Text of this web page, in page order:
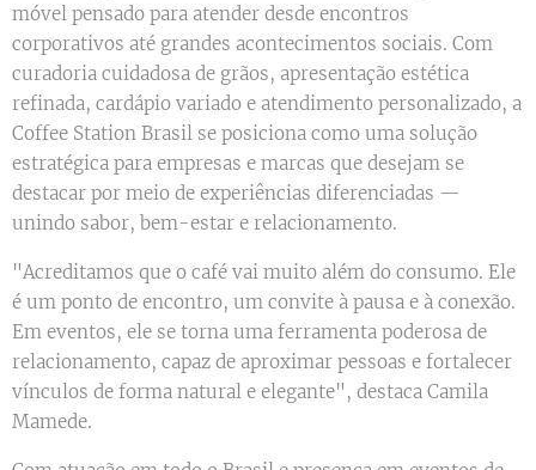
móvel pensado para atender desde encontros
corporativos até grandes acontecimentos sociais. Com
curadoria cuidadosa de grãos, apresentação estética
refinada, cardápio variado e atendimento personalizado, a
Coffee Station Brasil se posiciona como uma solução
estratégica para empresas e marcas que desejam se
destacar por meio de experiências diferenciadas —
unindo sabor, bem-estar e relacionamento.
"Acreditamos que o café vai muito além do consumo. Ele
é um ponto de encontro, um convite à pausa e à conexão.
Em eventos, ele se torna uma ferramenta poderosa de
relacionamento, capaz de aproximar pessoas e fortalecer
vínculos de forma natural e elegante", destaca Camila
Mamede.